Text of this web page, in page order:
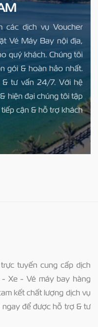
các dịch vụ Voucher
Vé Máy Bay nội địa,
quý khách. Chúng tôi
gói & hoàn hảo nhất.
tư vấn 24/7. Với hệ
hiện đại chúng tôi tập
cận & hỗ trợ khách
tuyến cung cấp dịch
Xe - Vé máy bay hàng
kết chất lượng dịch vụ
để được hỗ trợ & tư